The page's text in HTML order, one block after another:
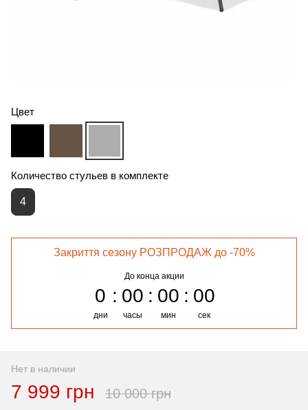
Цвет
Количество стульев в комплекте
4
Закриття сезону РОЗПРОДАЖ до -70%
До конца акции
0
дни
00
часы
00
мин
00
сек
Нет в наличии
7 999 грн 10 000 грн